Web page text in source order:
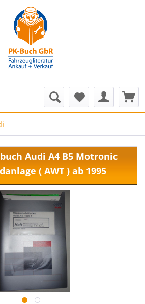
Audi A4 B5 Motronic
( AWT ) ab 1995